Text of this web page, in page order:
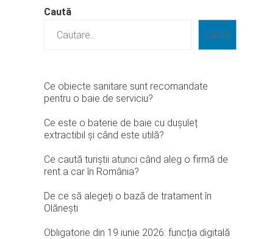
Caută
Caută
Ce obiecte sanitare sunt recomandate
pentru o baie de serviciu?
Ce este o baterie de baie cu dușuleț
extractibil și când este utilă?
Ce caută turiștii atunci când aleg o firmă de
rent a car în România?
De ce să alegeți o bază de tratament în
Olănești
Obligatorie din 19 iunie 2026: funcția digitală